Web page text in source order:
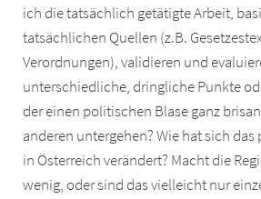
ich die tatsächlich getätigte Arbeit,
tatsächlichen Quellen (z.B.
Verordnungen), validieren und
unterschiedliche, dringliche Punkte
der einen politischen Blase ganz
anderen untergehen? Wie hat sich
in Österreich verändert? Macht die
wenig, oder sind das vielleicht nur